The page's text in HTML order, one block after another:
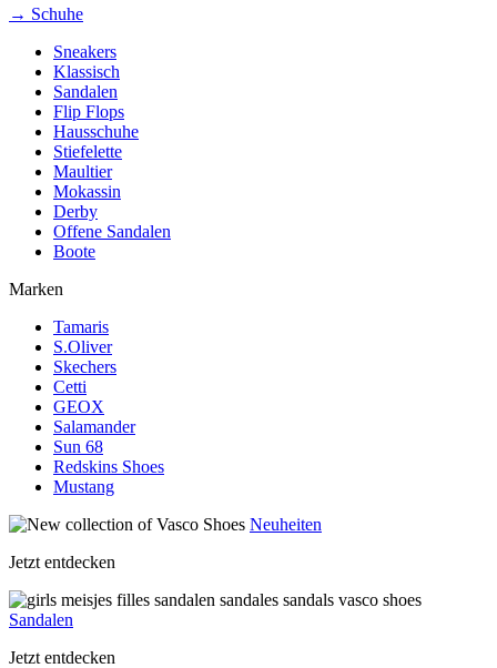
→ Schuhe
Sneakers
Klassisch
Sandalen
Flip Flops
Hausschuhe
Stiefelette
Maultier
Mokassin
Derby
Offene Sandalen
Boote
Marken
Tamaris
S.Oliver
Skechers
Cetti
GEOX
Salamander
Sun 68
Redskins Shoes
Mustang
Neuheiten
Jetzt entdecken
Sandalen
Jetzt entdecken